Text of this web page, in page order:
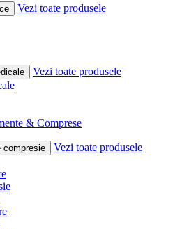
Vezi toate produsele
Vezi toate produsele
& Comprese
compresie
Vezi toate produsele